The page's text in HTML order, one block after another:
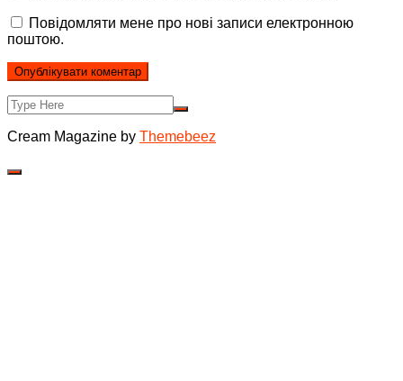
Повідомляти мене про нові записи електронною
поштою.
Cream Magazine by Themebeez